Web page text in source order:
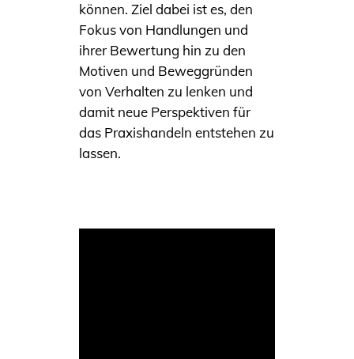
können. Ziel dabei ist es, den
Fokus von Handlungen und
ihrer Bewertung hin zu den
Motiven und Beweggründen
von Verhalten zu lenken und
damit neue Perspektiven für
das Praxishandeln entstehen zu
lassen.